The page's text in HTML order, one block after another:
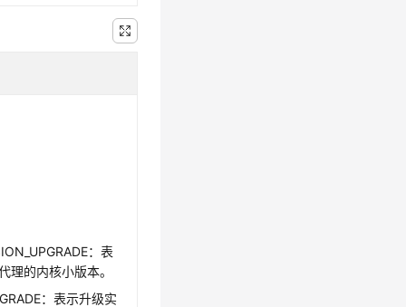
：表
理的内核小版本。
：表示升级实